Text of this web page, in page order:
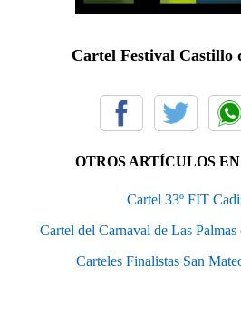
Cartel Festival Castillo
OTROS ARTÍCULOS
Cartel 33º FIT
Cartel del Carnaval de Las
Carteles Finalistas San